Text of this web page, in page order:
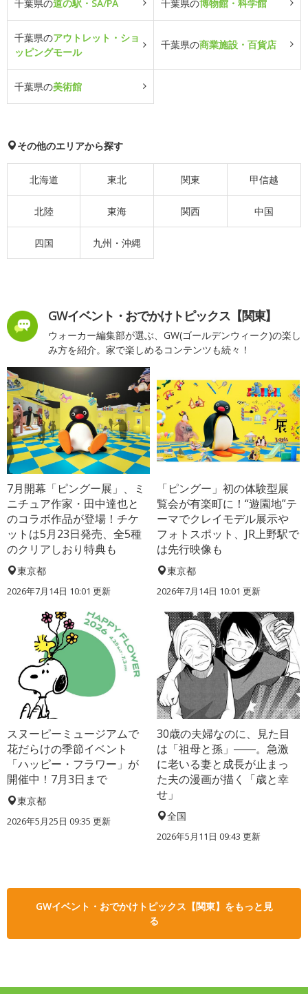
千葉県の道の駅・SA/PA 千葉県の博物館・科学館
千葉県のアウトレット・ショ
ッピングモール
千葉県の商業施設・百貨店
千葉県の美術館
その他のエリアから探す
北海道 東北 関東 甲信越
北陸 東海 関西 中国
四国 九州・沖縄
GWイベント・おでかけトピックス【関東】
ウォーカー編集部が選ぶ、GW(ゴールデンウィーク)の楽し
み方を紹介。家で楽しめるコンテンツも続々！
7月開幕「ピングー展」、ミ
ニチュア作家・田中達也と
のコラボ作品が登場！チケ
ットは5月23日発売、全5種
のクリアしおり特典も
東京都
2026年7月14日 10:01 更新
「ピングー」初の体験型展
覧会が有楽町に！“遊園地”テ
ーマでクレイモデル展示や
フォトスポット、JR上野駅で
は先行映像も
東京都
2026年7月14日 10:01 更新
スヌーピーミュージアムで
花だらけの季節イベント
「ハッピー・フラワー」が
開催中！7月3日まで
東京都
2026年5月25日 09:35 更新
30歳の夫婦なのに、見た目
は「祖母と孫」――。急激
に老いる妻と成長が止まっ
た夫の漫画が描く「歳と幸
せ」
全国
2026年5月11日 09:43 更新
GWイベント・おでかけトピックス【関東】をもっと見
る